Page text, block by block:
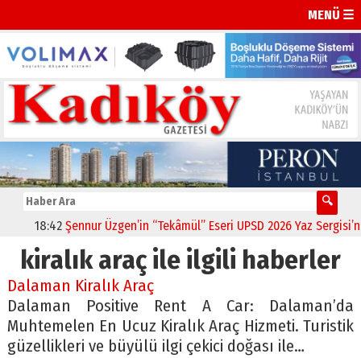
MENÜ ☰
18:42 Şennur Üzgen’in “Tekâmül” Eseri UPSD 2026 Yaz
kiralık araç ile ilgili haberler
Dalaman Kiralık Araç
Dalaman Positive Rent A Car: Dalaman’da
Muhtemelen En Ucuz Kiralık Araç Hizmeti. Turistik
güzellikleri ve büyülü ilgi çekici doğası ile…